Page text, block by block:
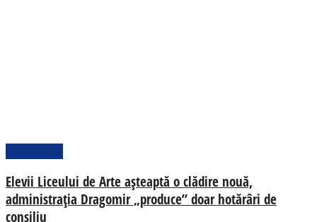
Elevii Liceului de Arte așteaptă o clădire nouă,
administrația Dragomir „produce” doar hotărâri de
consiliu